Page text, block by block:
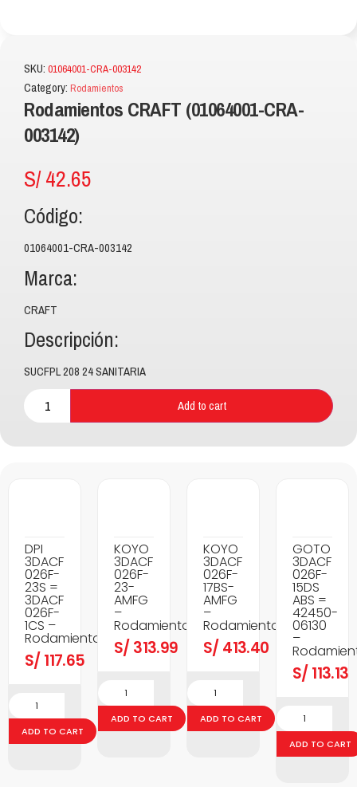
SKU: 01064001-CRA-003142
Category: Rodamientos
Rodamientos CRAFT (01064001-CRA-
003142)
S/42.65
Código:
01064001-CRA-003142
Marca:
CRAFT
Descripción:
SUCFPL 208 24 SANITARIA
Add to cart
DPI
3DACF
026F-
23S =
3DACF
026F-
1CS –
Rodamientos
S/ 117.65
ADD TO CART
KOYO
3DACF
026F-
23-
AMFG
–
Rodamientos
S/ 313.99
ADD TO CART
KOYO
3DACF
026F-
17BS-
AMFG
–
Rodamientos
S/ 413.40
ADD TO CART
GOTO
3DACF
026F-
15DS
ABS =
42450-
06130
–
S/ 113.13
ADD TO CART